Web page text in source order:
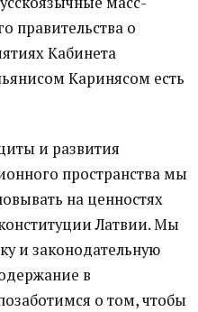
правительства о
Кабинета
Каринясом есть
и развития
пространства мы
на ценностях
Латвии. Мы
и законодательную
в
о том, чтобы